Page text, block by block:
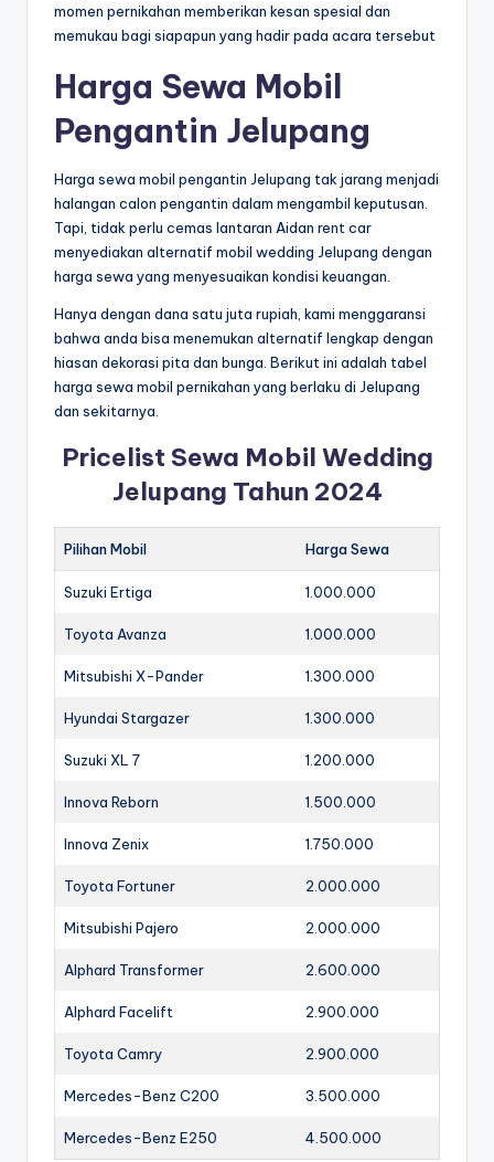
momen pernikahan memberikan kesan spesial dan
memukau bagi siapapun yang hadir pada acara tersebut
Harga Sewa Mobil
Pengantin Jelupang
Harga sewa mobil pengantin Jelupang tak jarang menjadi
halangan calon pengantin dalam mengambil keputusan.
Tapi, tidak perlu cemas lantaran Aidan rent car
menyediakan alternatif mobil wedding Jelupang dengan
harga sewa yang menyesuaikan kondisi keuangan.
Hanya dengan dana satu juta rupiah, kami menggaransi
bahwa anda bisa menemukan alternatif lengkap dengan
hiasan dekorasi pita dan bunga. Berikut ini adalah tabel
harga sewa mobil pernikahan yang berlaku di Jelupang
dan sekitarnya.
Pricelist Sewa Mobil Wedding
Jelupang Tahun 2024
Pilihan Mobil Harga Sewa
Suzuki Ertiga 1.000.000
Toyota Avanza 1.000.000
Mitsubishi X-Pander 1.300.000
Hyundai Stargazer 1.300.000
Suzuki XL 7 1.200.000
Innova Reborn 1.500.000
Innova Zenix 1.750.000
Toyota Fortuner 2.000.000
Mitsubishi Pajero 2.000.000
Alphard Transformer 2.600.000
Alphard Facelift 2.900.000
Toyota Camry 2.900.000
Mercedes-Benz C200 3.500.000
Mercedes-Benz E250 4.500.000